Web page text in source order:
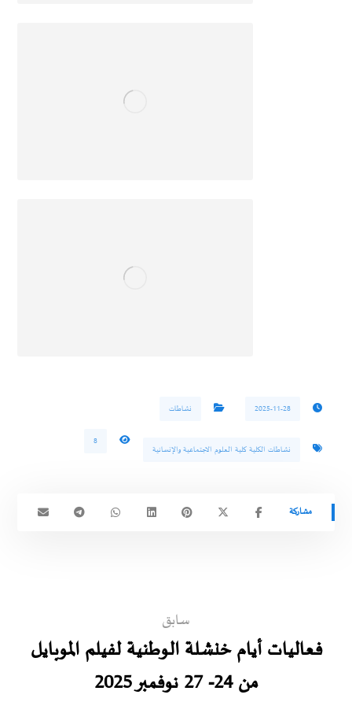
2025-11-28 نشاطات
نشاطات الكلية كلية العلوم الاجتماعية والإنسانية
8
سابق
فعاليات أيام خنشلة الوطنية لفيلم الموبايل
من 24- 27 نوفمبر 2025